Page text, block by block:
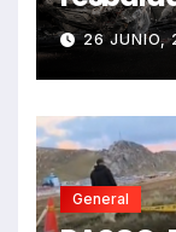
e 26 JUNIO,
General